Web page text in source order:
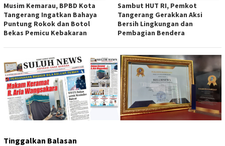
Musim Kemarau, BPBD Kota
Tangerang Ingatkan Bahaya
Puntung Rokok dan Botol
Bekas Pemicu Kebakaran
Sambut HUT RI, Pemkot
Tangerang Gerakkan Aksi
Bersih Lingkungan dan
Pembagian Bendera
Tinggalkan Balasan